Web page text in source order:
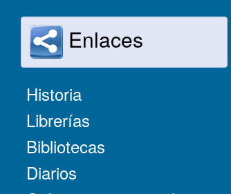
Enlaces
Historia
Librerías
Bibliotecas
Diarios